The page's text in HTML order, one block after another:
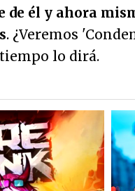
de él y ahora
. ¿Veremos
lo dirá.